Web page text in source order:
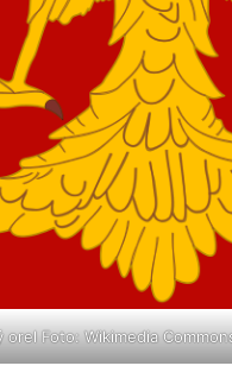
orel Foto: Wikimedia